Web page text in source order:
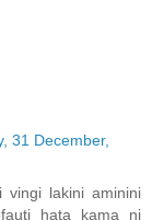
31 December,
vingi lakini aminini
hata kama ni